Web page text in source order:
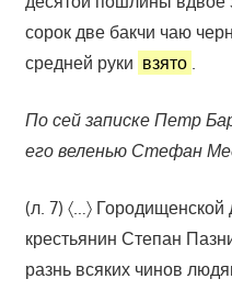
сорок две бакчи чаю
средней руки взято .
По сей записке Петр
его веленью Стефан
(л. 7) 〈…〉
крестьянин Степан
разнь всяких чинов